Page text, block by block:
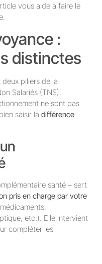
vous aide à faire le
:
distinctes
deux piliers de la
Salariés (TNS).
ne sont pas
saisir la différence
santé – sert
pris en charge par votre
etc.). Elle intervient
compléter les